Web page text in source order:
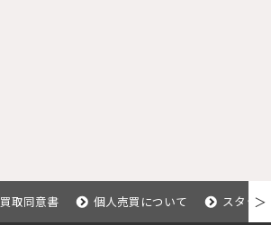
買取同意書 個人売買について スタッ＞